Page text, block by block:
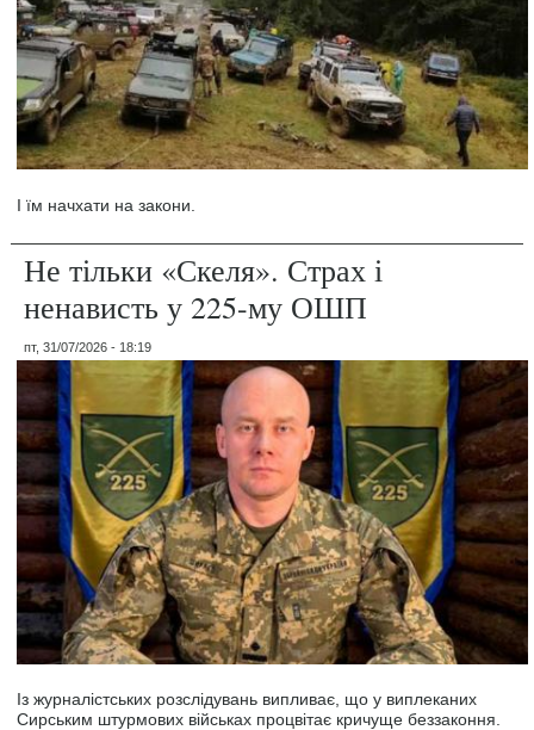
І їм начхати на закони.
Не тільки «Скеля». Страх і
ненависть у 225-му ОШП
пт, 31/07/2026 - 18:19
Із журналістських розслідувань випливає, що у виплеканих
Сирським штурмових військах процвітає кричуще беззаконня.